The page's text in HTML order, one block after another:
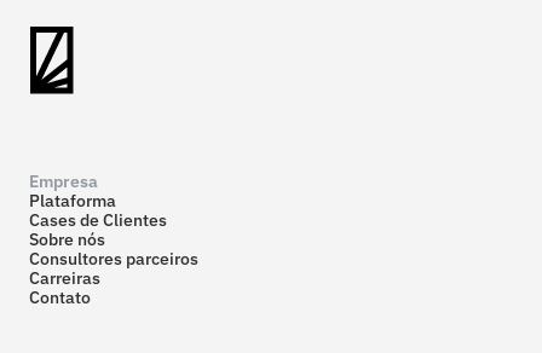
Empresa
Plataforma
Cases de Clientes
Sobre nós
Consultores parceiros
Carreiras
Contato